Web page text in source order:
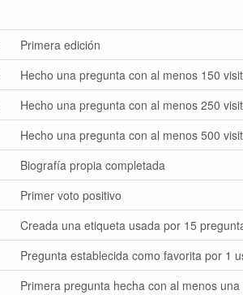
Primera edición
Hecho una pregunta con al menos 150
Hecho una pregunta con al menos 250
Hecho una pregunta con al menos 500
Biografía propia completada
Primer voto positivo
Creada una etiqueta usada por 15
Pregunta establecida como favorita por 1
Primera pregunta hecha con al menos una